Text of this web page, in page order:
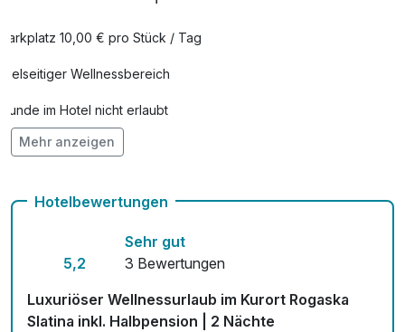
Parkplatz 10,00 € pro Stück / Tag
Vielseitiger Wellnessbereich
Hunde im Hotel nicht erlaubt
Fahrradverleih
Zimmerservice verfügbar
Mit Hotelbar
Mehr anzeigen
Hotelbewertungen
5,2
Sehr gut
3 Bewertungen
Luxuriöser Wellnessurlaub im Kurort Rogaska
Slatina inkl. Halbpension | 2 Nächte